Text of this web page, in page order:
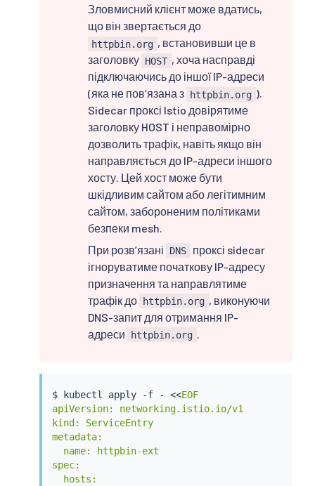
Зловмисний клієнт може вдатись,
що він звертається до
httpbin.org , встановивши це в
заголовку HOST , хоча насправді
підключаючись до іншої IP-адреси
(яка не пов’язана з httpbin.org ).
Sidecar проксі Istio довірятиме
заголовку HOST і неправомірно
дозволить трафік, навіть якщо він
направляється до IP-адреси іншого
хосту. Цей хост може бути
шкідливим сайтом або легітимним
сайтом, забороненим політиками
безпеки mesh.
При розвʼязані
DNS
проксі sidecar
ігноруватиме початкову IP-адресу
призначення та направлятиме
трафік до
httpbin.org , виконуючи
DNS-запит для отримання IP-
адреси
httpbin.org
$ kubectl apply -f - <<EOF
apiVersion: networking.istio.io/v1
kind: ServiceEntry
metadata:
  name: httpbin-ext
spec:
  hosts: